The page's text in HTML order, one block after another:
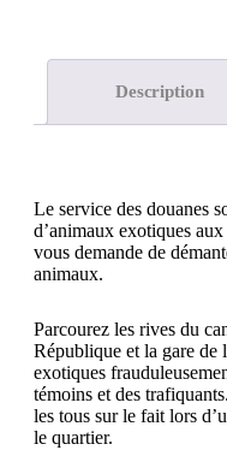
Description
Le service des douanes
d’animaux exotiques
vous demande de
animaux.
Parcourez les rives du
République et la gare de
exotiques
témoins et des
les tous sur le fait lors
le quartier.